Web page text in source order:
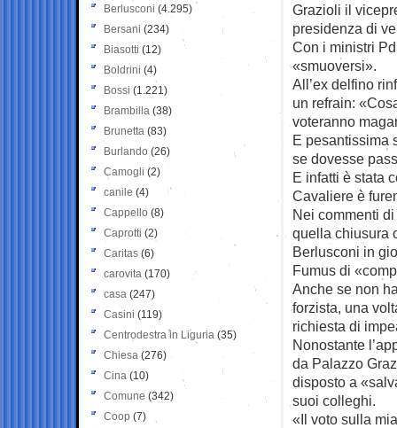
Grazioli il
presidenza di
Con i ministri
«smuoversi».
All’ex delfino
un refrain:
voteranno
E pesantissima
se dovesse
E infatti è stata
Cavaliere è
Nei commenti
quella chiusura
Berlusconi in
Fumus di
Anche se non
forzista, una
richiesta di
Nonostante
da Palazzo
disposto a
suoi colleghi.
«Il voto sulla
Berlusconi (4.295)
Bersani (234)
Biasotti (12)
Boldrini (4)
Bossi (1.221)
Brambilla (38)
Brunetta (83)
Burlando (26)
Camogli (2)
canile (4)
Cappello (8)
Caprotti (2)
Caritas (6)
carovita (170)
casa (247)
Casini (119)
Centrodestra in Liguria (35)
Chiesa (276)
Cina (10)
Comune (342)
Coop (7)